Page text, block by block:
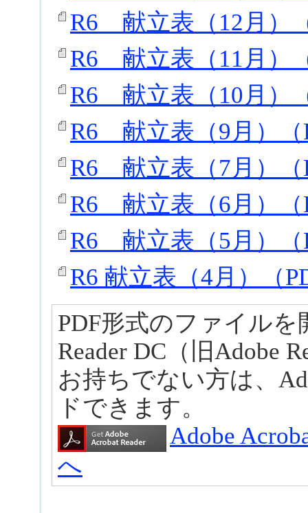
R6 献立表（12月）
R6 献立表（11月）
R6 献立表（10月）
R6 献立表（9月）（
R6 献立表（7月）（
R6 献立表（6月）（
R6 献立表（5月）（
R6 献立表（4月）（
PDF形式のファイルを
Reader DC（旧Adobe
お持ちでない方は、
ドできます。
Adobe
へ